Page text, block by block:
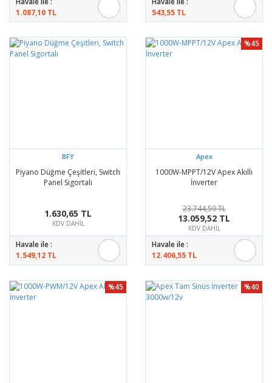
1.087,10 TL
543,55 TL
BFY
Piyano Düğme Çeşitleri, Switch
Panel Sigortalı
1.630,65 TL
KDV DAHİL
Havale ile :
1.549,12 TL
%45
Apex
1000W-MPPT/12V Apex Akıllı
İnverter
23.744,59 TL
13.059,52 TL
KDV DAHİL
Havale ile :
12.406,55 TL
%45 %40